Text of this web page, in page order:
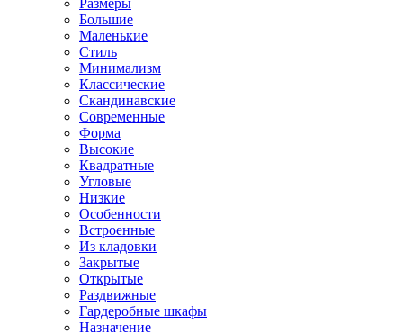
Размеры
Большие
Маленькие
Стиль
Минимализм
Классические
Скандинавские
Современные
Форма
Высокие
Квадратные
Угловые
Низкие
Особенности
Встроенные
Из кладовки
Закрытые
Открытые
Раздвижные
Гардеробные шкафы
Назначение